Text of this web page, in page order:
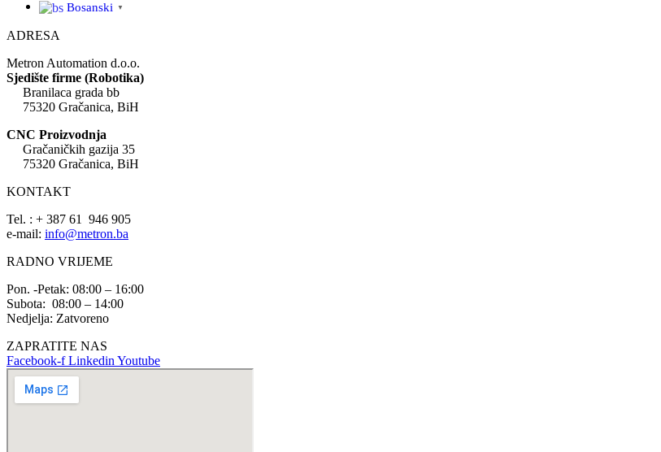
Bosanski ▼
ADRESA
Metron Automation d.o.o.
Sjedište firme (Robotika)
Branilaca grada bb
75320 Gračanica, BiH
CNC Proizvodnja
Gračaničkih gazija 35
75320 Gračanica, BiH
KONTAKT
Tel. : + 387 61 946 905
e-mail: info@metron.ba
RADNO VRIJEME
Pon. -Petak: 08:00 – 16:00
Subota: 08:00 – 14:00
Nedjelja: Zatvoreno
ZAPRATITE NAS
Facebook-f Linkedin Youtube